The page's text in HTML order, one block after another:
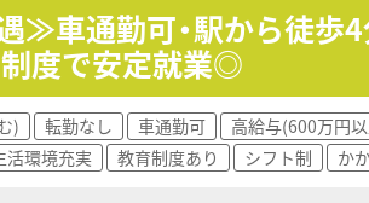
≫車通勤可・駅から徒歩
制度で安定就業◎
) 転勤なし 車通勤可 高給与(600万円
活環境充実 教育制度あり シフト制 か